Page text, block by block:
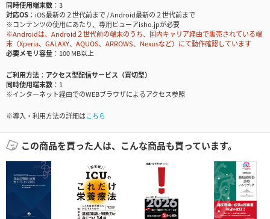
同時使用端末数
3
対応OS
iOS最新の２世代前まで / Android最新の２世代前まで
※コンテンツの使用にあたり、専用ビューアisho.jpが必要
※Androidは、Android２世代前の端末のうち、国内キャリア経由で販売されている端
末（Xperia、GALAXY、AQUOS、ARROWS、Nexusなど）にて動作確認しています
必要メモリ容量
100 MB以上
ご利用方法
アクセス型配信サービス（買切型）
同時使用端末数
1
※インターネット経由でのWEBブラウザによるアクセス参照
※導入・利用方法の詳細はこちら
この商品を買った人は、こんな商品も買っています。